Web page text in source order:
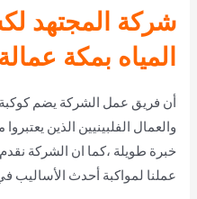
شركة المجتهد
المياه بمكة
أن فريق عمل الشركة يضم
والعمال الفلبينيين الذين
خبرة طويلة ،كما ان الشركة
عملنا لمواكبة أحدث الأساليب